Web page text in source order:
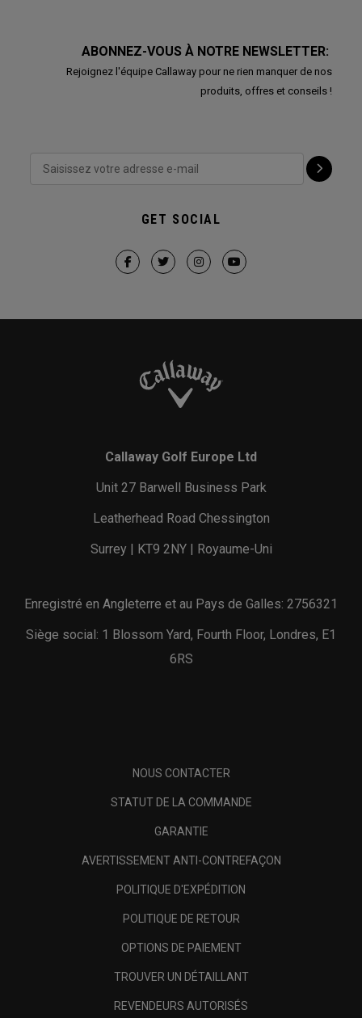
ABONNEZ-VOUS À NOTRE NEWSLETTER:
Rejoignez l'équipe Callaway pour ne rien manquer de nos
produits, offres et conseils !
GET SOCIAL
Callaway Golf Europe Ltd
Unit 27 Barwell Business Park
Leatherhead Road Chessington
Surrey | KT9 2NY | Royaume-Uni
Enregistré en Angleterre et au Pays de Galles: 2756321
Siège social: 1 Blossom Yard, Fourth Floor, Londres, E1
6RS
NOUS CONTACTER
STATUT DE LA COMMANDE
GARANTIE
AVERTISSEMENT ANTI-CONTREFAÇON
POLITIQUE D'EXPÉDITION
POLITIQUE DE RETOUR
OPTIONS DE PAIEMENT
TROUVER UN DÉTAILLANT
REVENDEURS AUTORISÉS